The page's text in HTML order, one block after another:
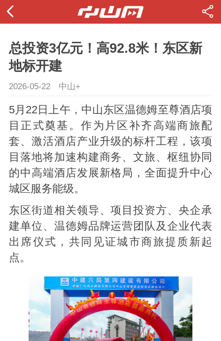
总投资3亿元！高92.8米！东区新
地标开建
2026-05-22 中山+
5月22日上午，中山东区温德姆至尊酒店项
目正式奠基。作为片区补齐高端商旅配
套、激活酒店产业升级的标杆工程，该项
目落地将加速构建商务、文旅、枢纽协同
的中高端酒店发展新格局，全面提升中心
城区服务能级。
东区街道相关领导、项目投资方、央企承
建单位、温德姆品牌运营团队及企业代表
出席仪式，共同见证城市商旅提质新起
点。